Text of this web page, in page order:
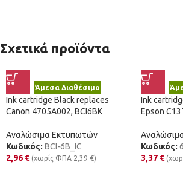
Σχετικά προϊόντα
Άμεσα Διαθέσιμο
Ink cartridge Black replaces
Canon 4705A002, BCI6BK
Αναλώσιμα Εκτυπωτών
Κωδικός: BCI-6B_IC
2,96 € (χωρίς ΦΠΑ 2,39 €)
Ink
Epson
Κωδικός:
3,37 €